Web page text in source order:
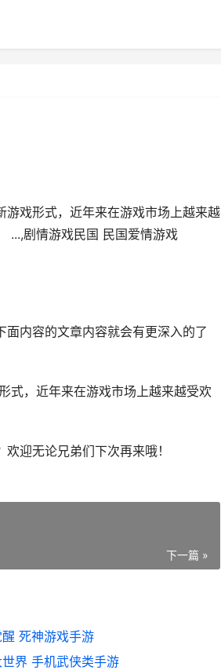
戏形式，近年来在游戏市场上越来越
...,剧情游戏民国 民国爱情游戏
内容的文章内容就会有更深入的了
式，近年来在游戏市场上越来越受欢
迎无论兄弟们下次再来哦！
下一篇 »
死神游戏手游
界 手机武侠类手游